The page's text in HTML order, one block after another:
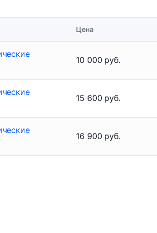
Цена
10 000 руб.
15 600 руб.
16 900 руб.